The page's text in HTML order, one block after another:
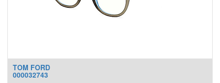
TOM FORD
000032743